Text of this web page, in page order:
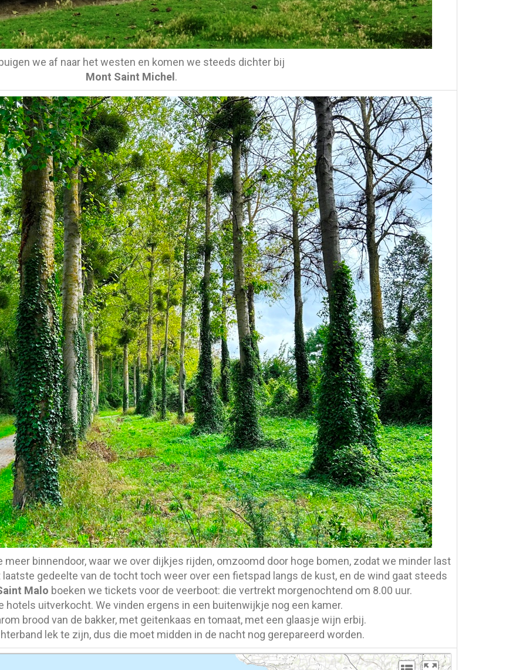
we af naar het westen en komen we steeds dichter bij
Mont Saint Michel .
binnendoor, waar we over dijkjes rijden, omzoomd door hoge bomen, zodat we minder last
gedeelte van de tocht toch weer over een fietspad langs de kust, en de wind gaat steeds
Malo boeken we tickets voor de veerboot: die vertrekt morgenochtend om 8.00 uur.
hotels uitverkocht. We vinden ergens in een buitenwijkje nog een kamer.
brood van de bakker, met geitenkaas en tomaat, met een glaasje wijn erbij.
lek te zijn, dus die moet midden in de nacht nog gerepareerd worden.